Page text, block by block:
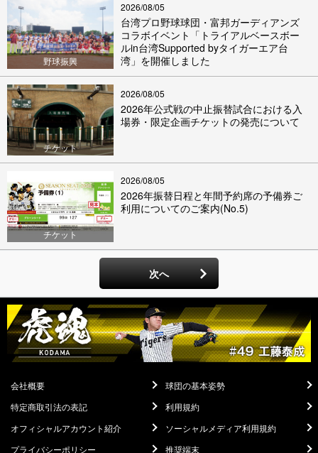
野球振興
2026/08/05
台湾プロ野球球団・富邦ガーディアンズ
コラボイベント「トライアルベースボー
ルin台湾Supported byタイガーエア台
湾」を開催しました
チケット
2026/08/05
2026年公式戦の中止振替試合における入
場券・限定企画チケットの発売について
チケット
2026/08/05
2026年振替日程と年間予約席の予備券ご
利用についてのご案内(No.5)
次へ
会社概要
球団の基本姿勢
特定商取引法の表記
利用規約
オフィシャルアカウント紹介
ソーシャルメディア利用規約
プライバシーポリシー
推奨端末